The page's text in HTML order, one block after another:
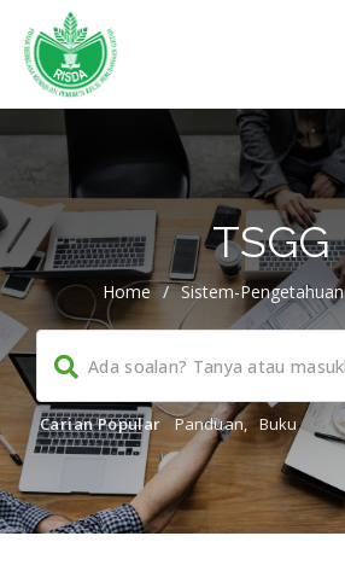
TSGG
Home / Sistem-Pengetahuan
Carian Popular Panduan, Buku